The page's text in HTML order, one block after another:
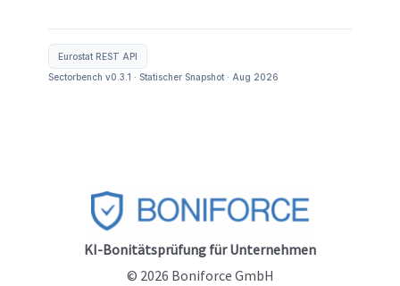
Eurostat REST API
Sectorbench v0.3.1 · Statischer Snapshot · Aug 2026
KI-Bonitätsprüfung für Unternehmen
© 2026 Boniforce GmbH